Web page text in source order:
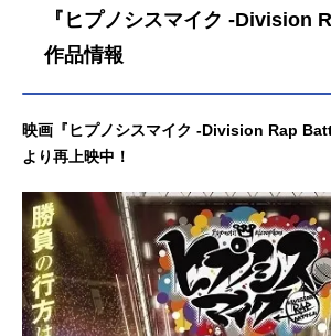
『ヒプノシスマイク -Division
作品情報
映画『ヒプノシスマイク -Division Rap
より再上映中！